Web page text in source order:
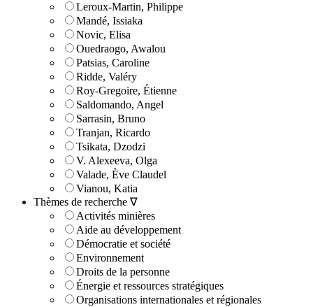
Leroux-Martin, Philippe
Mandé, Issiaka
Novic, Elisa
Ouedraogo, Awalou
Patsias, Caroline
Ridde, Valéry
Roy-Gregoire, Étienne
Saldomando, Angel
Sarrasin, Bruno
Tranjan, Ricardo
Tsikata, Dzodzi
V. Alexeeva, Olga
Valade, Ève Claudel
Vianou, Katia
Thèmes de recherche ∇
Activités minières
Aide au développement
Démocratie et société
Environnement
Droits de la personne
Énergie et ressources stratégiques
Organisations internationales et régionales